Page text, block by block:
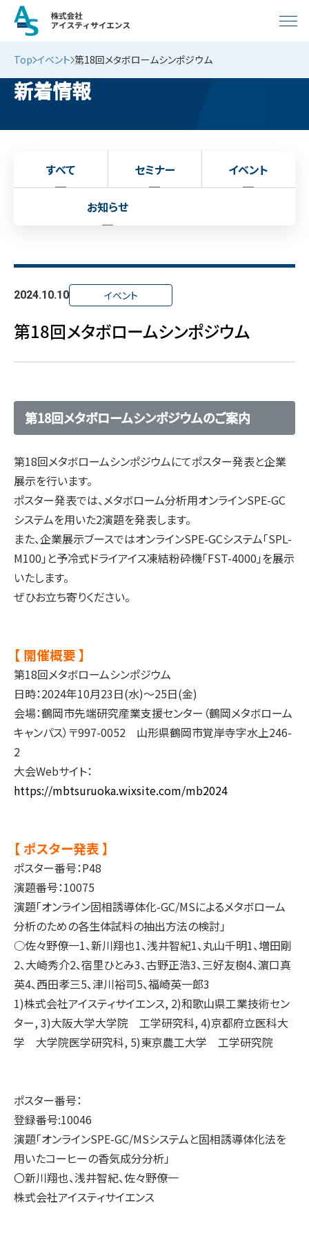
Top イベント ​第18回メタボロームシンポジウム
新着情報
すべて セミナー イベント
お知らせ
2024.10.10 イベント
​第18回メタボロームシンポジウム
第18回メタボロームシンポジウムのご案内
第18回メタボロームシンポジウムにてポスター発表と企業
展示を行います。
ポスター発表では、メタボローム分析用オンラインSPE-GC
システムを用いた2演題を発表します。
また、企業展示ブースではオンラインSPE-GCシステム「SPL-
M100」と予冷式ドライアイス凍結粉砕機「FST-4000」を展示
いたします。
ぜひお立ち寄りください。
【 開催概要 】
第18回メタボロームシンポジウム
日時：2024年10月23日(水)～25日(金)
会場：鶴岡市先端研究産業支援センター（鶴岡メタボローム
キャンパス）〒997-0052 山形県鶴岡市覚岸寺字水上246-
2
大会Webサイト：
https://mbtsuruoka.wixsite.com/mb2024
【 ポスター発表 】
ポスター番号：P48
演題番号：10075
演題「オンライン固相誘導体化-GC/MSによるメタボローム
分析のための各生体試料の抽出方法の検討」
○佐々野僚一1、新川翔也1、浅井智紀1、丸山千明1、増田剛
2、大崎秀介2、宿里ひとみ3、古野正浩3、三好友樹4、濵口真
英4、西田孝三5、津川裕司5、福崎英一郎3
1)株式会社アイスティサイエンス, 2)和歌山県工業技術セン
ター, 3)大阪大学大学院 工学研究科, 4)京都府立医科大
学 大学院医学研究科, 5)東京農工大学 工学研究院
ポスター番号：
登録番号:10046
演題「オンラインSPE-GC/MSシステムと固相誘導体化法を
用いたコーヒーの香気成分分析」
〇新川翔也、浅井智紀、佐々野僚一
株式会社アイスティサイエンス